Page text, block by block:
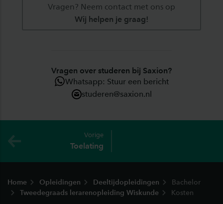
Vragen? Neem contact met ons op
Wij helpen je graag!
Vragen over studeren bij Saxion?
Whatsapp: Stuur een bericht
studeren@saxion.nl
Vorige
Toelating
Home Opleidingen Deeltijdopleidingen
Bachelor
Tweedegraads lerarenopleiding Wiskunde
Kosten